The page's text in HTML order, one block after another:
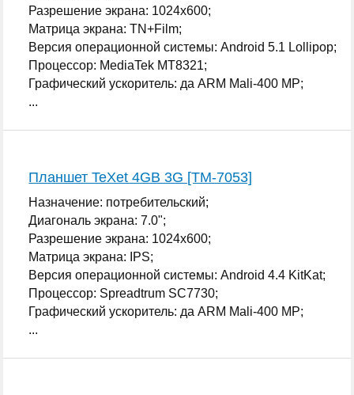
Разрешение экрана: 1024x600;
Матрица экрана: TN+Film;
Версия операционной системы: Android 5.1 Lollipop;
Процессор: MediaTek MT8321;
Графический ускоритель: да ARM Mali-400 MP;
...
Планшет TeXet 4GB 3G [TM-7053]
Назначение: потребительский;
Диагональ экрана: 7.0";
Разрешение экрана: 1024x600;
Матрица экрана: IPS;
Версия операционной системы: Android 4.4 KitKat;
Процессор: Spreadtrum SC7730;
Графический ускоритель: да ARM Mali-400 MP;
...